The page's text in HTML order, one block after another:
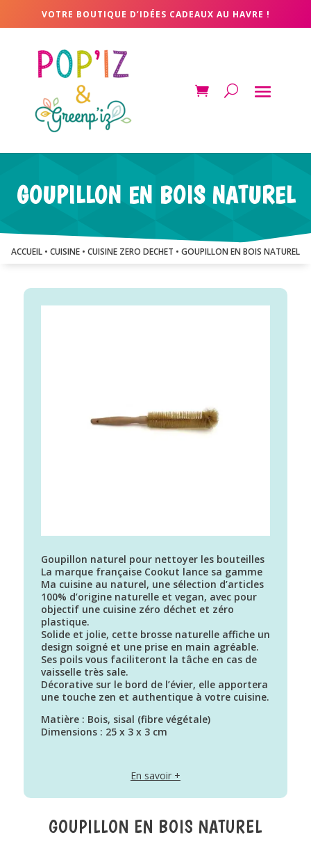
VOTRE BOUTIQUE D’IDÉES CADEAUX AU HAVRE !
GOUPILLON EN BOIS NATUREL
ACCUEIL • CUISINE • CUISINE ZERO DECHET • GOUPILLON EN BOIS NATUREL
Goupillon naturel pour nettoyer les bouteilles
La marque française Cookut lance sa gamme
Ma cuisine au naturel, une sélection d’articles
100% d’origine naturelle et vegan, avec pour
objectif une cuisine zéro déchet et zéro
plastique.
Solide et jolie, cette brosse naturelle affiche un
design soigné et une prise en main agréable.
Ses poils vous faciliteront la tâche en cas de
vaisselle très sale.
Décorative sur le bord de l’évier, elle apportera
une touche zen et authentique à votre cuisine.
Matière : Bois, sisal (fibre végétale)
Dimensions : 25 x 3 x 3 cm
En savoir +
GOUPILLON EN BOIS NATUREL